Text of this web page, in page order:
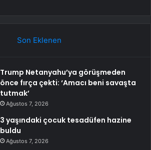
Son Eklenen
Trump Netanyahu’ya görüşmeden
önce fırça çekti: ‘Amacı beni savaşta
tutmak’
Ağustos 7, 2026
3 yaşındaki çocuk tesadüfen hazine
buldu
Ağustos 7, 2026